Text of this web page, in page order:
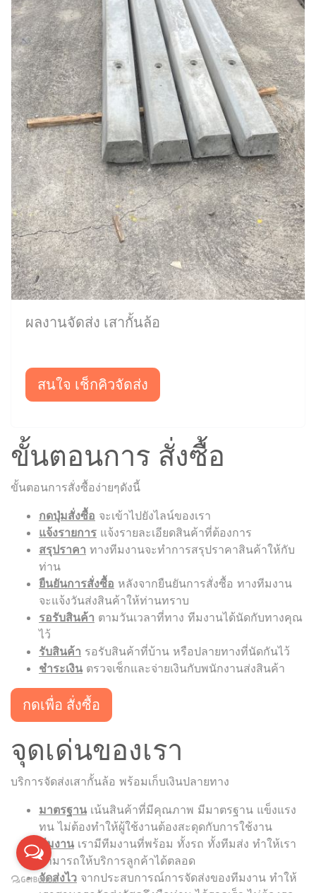
ผลงานจัดส่ง เสากั้นล้อ
สนใจ เช็กคิวจัดส่ง
ขั้นตอนการ สั่งซื้อ
ขั้นตอนการสั่งซื้อง่ายๆดังนี้
กดปุ่มสั่งซื้อ จะเข้าไปยังไลน์ของเรา
แจ้งรายการ แจ้งรายละเอียดสินค้าที่ต้องการ
สรุปราคา ทางทีมงานจะทำการสรุปราคาสินค้าให้กับ
ท่าน
ยืนยันการสั่งซื้อ หลังจากยืนยันการสั่งซื้อ ทางทีมงาน
จะแจ้งวันส่งสินค้าให้ท่านทราบ
รอรับสินค้า ตามวันเวลาที่ทาง ทีมงานได้นัดกับทางคุณ
ไว้
รับสินค้า รอรับสินค้าที่บ้าน หรือปลายทางที่นัดกันไว้
ชำระเงิน ตรวจเช็กและจ่ายเงินกับพนักงานส่งสินค้า
กดเพื่อ สั่งซื้อ
จุดเด่นของเรา
บริการจัดส่งเสากั้นล้อ พร้อมเก็บเงินปลายทาง
มาตรฐาน เน้นสินค้าที่มีคุณภาพ มีมาตรฐาน แข็งแรง
ทน ไม่ต้องทำให้ผู้ใช้งานต้องสะดุดกับการใช้งาน
ทีมงาน เรามีทีมงานที่พร้อม ทั้งรถ ทั้งทีมส่ง ทำให้เรา
สามารถให้บริการลูกค้าได้ตลอด
จัดส่งไว จากประสบการณ์การจัดส่งของทีมงาน ทำให้